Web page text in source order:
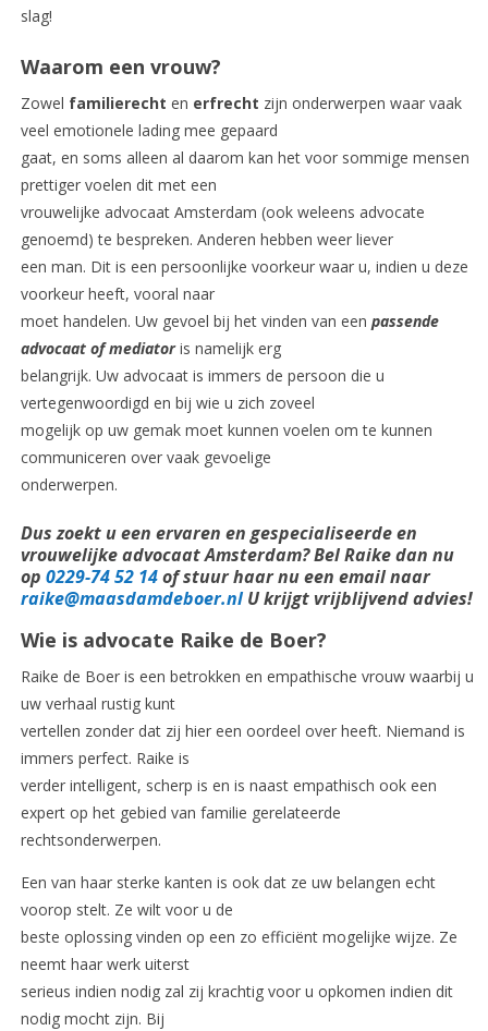
slag!
Waarom een vrouw?
Zowel familierecht en erfrecht zijn onderwerpen waar vaak
veel emotionele lading mee gepaard
gaat, en soms alleen al daarom kan het voor sommige mensen
prettiger voelen dit met een
vrouwelijke advocaat Amsterdam (ook weleens advocate
genoemd) te bespreken. Anderen hebben weer liever
een man. Dit is een persoonlijke voorkeur waar u, indien u deze
voorkeur heeft, vooral naar
moet handelen. Uw gevoel bij het vinden van een passende
advocaat of mediatoris namelijk erg
belangrijk. Uw advocaat is immers de persoon die u
vertegenwoordigd en bij wie u zich zoveel
mogelijk op uw gemak moet kunnen voelen om te kunnen
communiceren over vaak gevoelige
onderwerpen.
Dus zoekt u een ervaren en gespecialiseerde en
vrouwelijke advocaat Amsterdam? Bel Raike dan nu
op 0229-74 52 14of stuur haar nu een email naar
raike@maasdamdeboer.nl U krijgt vrijblijvend advies!
Wie is advocate Raike de Boer?
Raike de Boer is een betrokken en empathische vrouw waarbij u
uw verhaal rustig kunt
vertellen zonder dat zij hier een oordeel over heeft. Niemand is
immers perfect. Raike is
verder intelligent, scherp is en is naast empathisch ook een
expert op het gebied van familie gerelateerde
rechtsonderwerpen.
Een van haar sterke kanten is ook dat ze uw belangen echt
voorop stelt. Ze wilt voor u de
beste oplossing vinden op een zo efficiënt mogelijke wijze. Ze
neemt haar werk uiterst
serieus indien nodig zal zij krachtig voor u opkomen indien dit
nodig mocht zijn. Bij